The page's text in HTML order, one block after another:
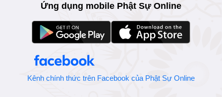
Ứng dụng mobile Phật Sự Online
Kênh chính thức trên Facebook của Phật Sự Online